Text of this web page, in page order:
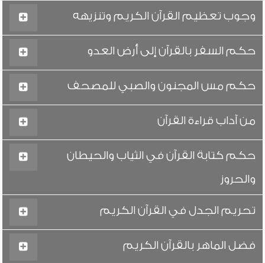
وجوب تعظيم القرآن الكريم وتنزيهه
حكم السفر بالقرآن إلى أرض العدو
حكم مس المجنون والصبي للمصحف
من آداب قراءة القرآن
حكم كتابة القرآن في الثياب والحيطان
والحروز
تحريم الجدل في القرآن الكريم
فضل الماهر بالقرآن الكريم